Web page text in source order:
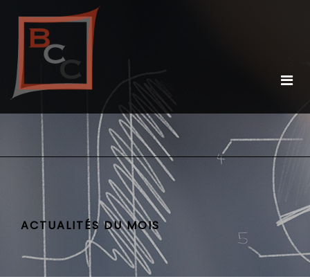
ACTUALITÉS DU MOIS